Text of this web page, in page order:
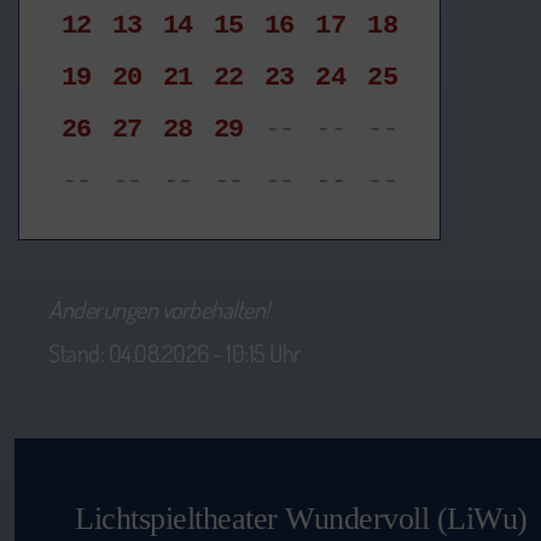
12
13 14 15 16 17
18
19
20 21 22 23 24
25
26
27 28 29 -- --
--
--
-- -- -- -- -- --
Änderungen vorbehalten!
Stand: 04.08.2026 - 10:15 Uhr
Lichtspieltheater Wundervoll (LiWu)